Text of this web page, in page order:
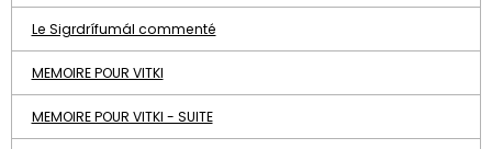
Le Sigrdrífumál commenté
MEMOIRE POUR VITKI
MEMOIRE POUR VITKI - SUITE